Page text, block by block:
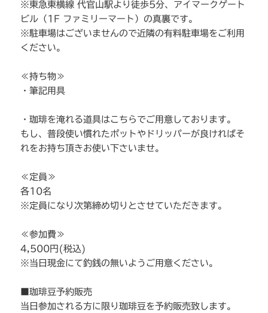
※東急東横線 代官山駅より徒歩5分、アイマークゲート
ビル（1F ファミリーマート）の真裏です。
※駐車場はございませんので近隣の有料駐車場をご利用
ください。
≪持ち物≫
・筆記用具
・珈琲を淹れる道具はこちらでご用意しております。
もし、普段使い慣れたポットやドリッパーが良ければそ
れをお持ち頂きお使い下さいませ。
≪定員≫
各10名
※定員になり次第締め切りとさせていただきます。
≪参加費≫
4,500円(税込)
※当日現金にて釣銭の無いようご用意ください。
■珈琲豆予約販売
当日参加される方に限り珈琲豆を予約販売致します。